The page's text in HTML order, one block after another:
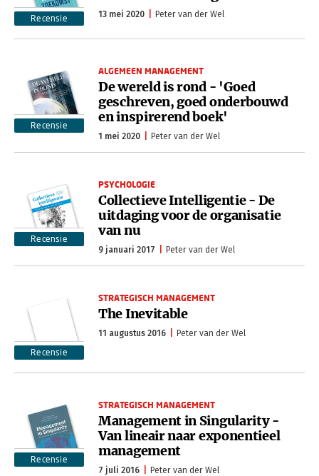
Recensie 13 mei 2020 Peter van der Wel
Recensie
ALGEMEEN MANAGEMENT
De wereld is rond - 'Goed
geschreven, goed onderbouwd
en inspirerend boek'
1 mei 2020 Peter van der Wel
Recensie
PSYCHOLOGIE
Collectieve Intelligentie - De
uitdaging voor de organisatie
van nu
9 januari 2017 Peter van der Wel
Recensie
STRATEGISCH MANAGEMENT
The Inevitable
11 augustus 2016 Peter van der Wel
Recensie
STRATEGISCH MANAGEMENT
Management in Singularity -
Van lineair naar exponentieel
management
7 juli 2016 Peter van der Wel